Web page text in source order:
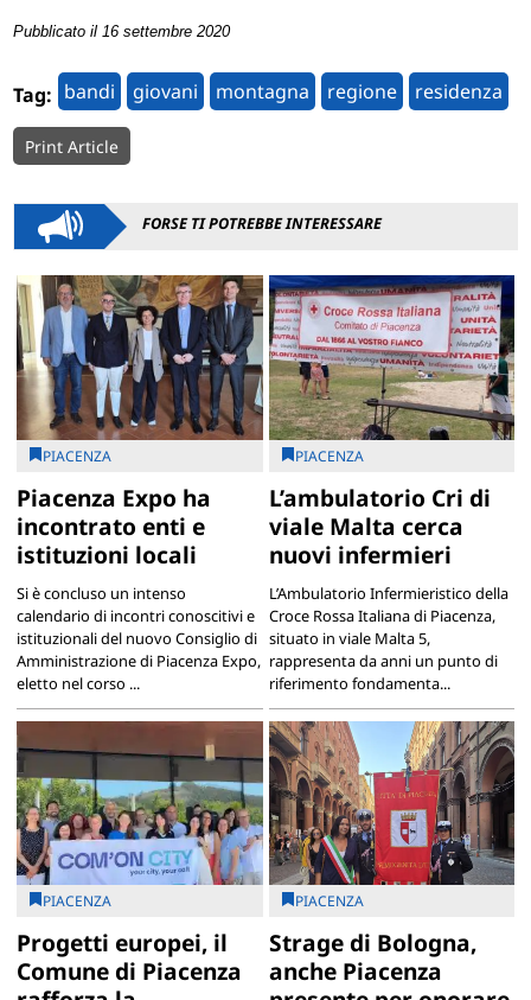
Pubblicato il 16 settembre 2020
Tag: bandi giovani montagna regione residenza
Print Article
FORSE TI POTREBBE INTERESSARE
PIACENZA
Piacenza Expo ha
incontrato enti e
istituzioni locali
Si è concluso un intenso
calendario di incontri conoscitivi e
istituzionali del nuovo Consiglio di
Amministrazione di Piacenza Expo,
eletto nel corso ...
PIACENZA
L’ambulatorio Cri di
viale Malta cerca
nuovi infermieri
L’Ambulatorio Infermieristico della
Croce Rossa Italiana di Piacenza,
situato in viale Malta 5,
rappresenta da anni un punto di
riferimento fondamenta...
PIACENZA
Progetti europei, il
Comune di Piacenza
PIACENZA
Strage di Bologna,
anche Piacenza